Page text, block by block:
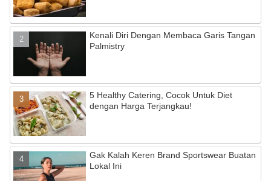
Kenali Diri Dengan Membaca Garis Tangan
Palmistry
5 Healthy Catering, Cocok Untuk Diet
dengan Harga Terjangkau!
Gak Kalah Keren Brand Sportswear Buatan
Lokal Ini